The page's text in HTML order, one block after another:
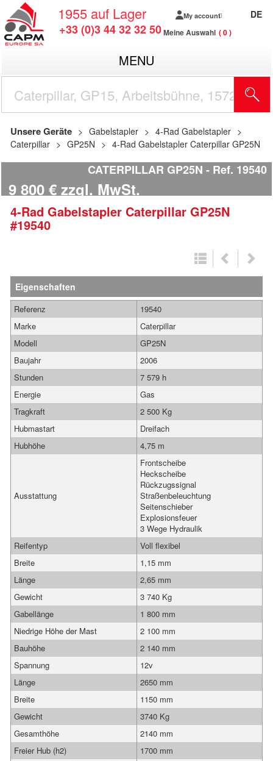
1955 auf Lager
+33 (0)3 44 32 32 50
My account
Meine Auswahl 0
DE
MENU
Unsere Geräte Gabelstapler
4-Rad Gabelstapler
Caterpillar
GP25N 4-Rad Gabelstapler Caterpillar GP25N
CATERPILLAR GP25N Ref. 19540
9 800 € zzgl. MwSt.
4-Rad Gabelstapler Caterpillar GP25N
#19540
Eigenschaften
Referenz
19540
Marke
Caterpillar
Modell
GP25N
Baujahr
2006
Stunden
7 579 h
Energie
Gas
Tragkraft
2 500 Kg
Hubmastart
Dreifach
Hubhöhe
4,75 m
Ausstattung
Frontscheibe
Heckscheibe
Rückzugssignal
Straßenbeleuchtung
Seitenschieber
Explosionsfeuer
3 Wege Hydraulik
Reifentyp
Voll flexibel
Breite
1,15 mm
Länge
2,65 mm
Gewicht
3 740 Kg
Gabellänge
1 800 mm
Niedrige Höhe der Mast
2 100 mm
Bauhöhe
2 140 mm
Spannung
12v
Länge
2650 mm
Breite
1150 mm
Gewicht
3740 Kg
Gesamthöhe
2140 mm
Freier Hub (h2)
1700 mm